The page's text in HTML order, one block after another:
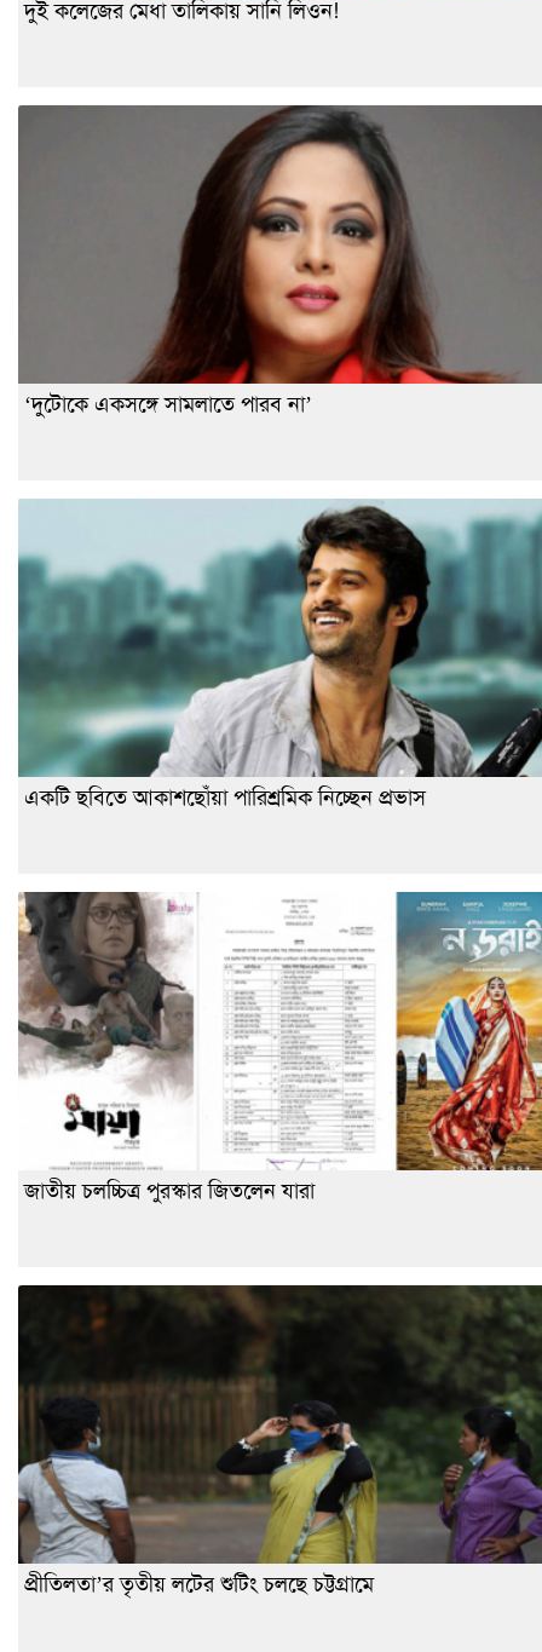
দুই কলেজের মেধা তালিকায় সানি লিওন!
‘দুটোকে একসঙ্গে সামলাতে পারব না’
একটি ছবিতে আকাশছোঁয়া পারিশ্রমিক নিচ্ছেন প্রভাস
জাতীয় চলচ্চিত্র পুরস্কার জিতলেন যারা
প্রীতিলতা’র তৃতীয় লটের শুটিং চলছে চট্টগ্রামে